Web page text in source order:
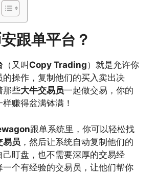
跟单平台？
（又叫 Copy Trading）就是允许你
的操作，复制他们的买入卖出决
那些大牛交易员一起做交易，你的
赚得盆满钵满！
跟单系统里，你可以轻松找
易员 ，然后让系统自动复制他们的
己盯盘，也不需要深厚的交易经
一个有经验的交易员，让他们帮你